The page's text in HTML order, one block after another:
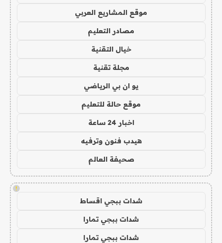
موقع المشاريع العربي
مصادر التعليم
خيال التقنية
مجلة تقنية
يو ان بي الرياضي
موقع حالة للتعليم
اخبار 24 ساعة
هيدب فنون وترفيه
صحيفة العالم
!
شدات ببجي اقساط
شدات ببجي تمارا
شدات ببجي تمارا